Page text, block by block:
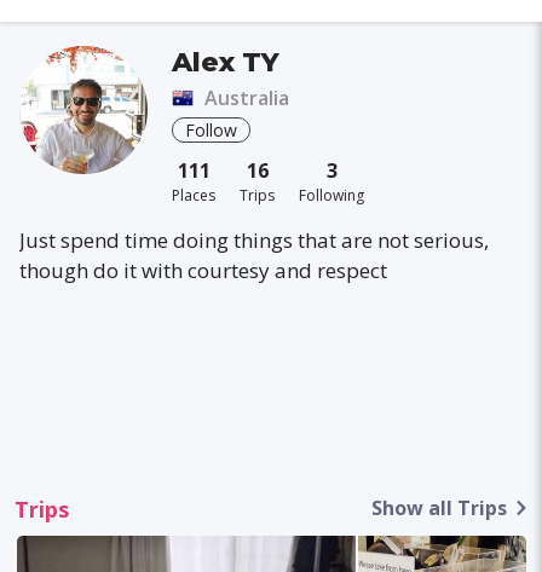
Alex TY
Australia
Follow
111
Places
16
Trips
3
Following
Just spend time doing things that are not serious,
though do it with courtesy and respect
Trips Show all Trips